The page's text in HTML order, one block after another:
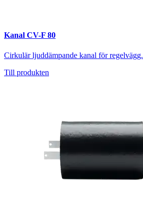
Kanal CV-F 80
Cirkulär ljuddämpande kanal för regelvägg.
Till produkten